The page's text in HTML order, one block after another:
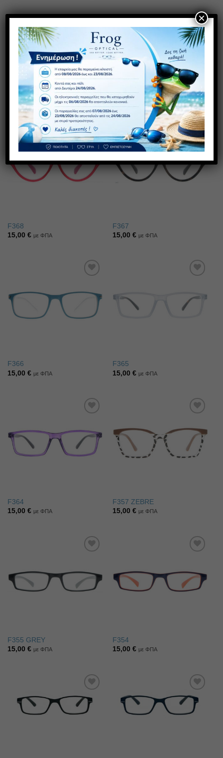
στην λίστα
F358 ANTIBLUE
20,00€ με ΦΠΑ
στην λίστα
επιθυμιών
15,00€ με ΦΠΑ
Πρόσθήκη
στην λίστα
F368
15,00 € με ΦΠΑ
Πρόσθήκη
στην λίστα
F367
15,00€ με ΦΠΑ
επιθυμιών
F366
15,00 € με ΦΠΑ
επιθυμιών
F365
15,00€ με ΦΠΑ
επιθυμιών
F364
15,00 € με ΦΠΑ
στην λίστα
επιθυμιών
F357 ZEBRE
15,00€ με ΦΠΑ
επιθυμιών
F355 GREY
15,00 € με ΦΠΑ
επιθυμιών
F354
15,00€ με ΦΠΑ
Πρόσθήκη
στην λίστα
επιθυμιών
Πρόσθήκη
στην λίστα
επιθυμιών
×